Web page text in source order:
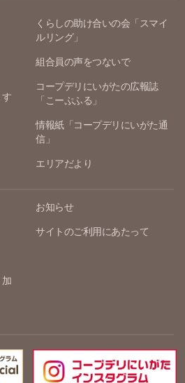
す
くらしの助け合いの会「スマイ
ルリング」
組合員の声をつないで
コープデリにいがたの広報誌
「こーぷふる」
情報紙「コープデリにいがた通
信」
エリアだより
加
お知らせ
サイトのご利用にあたって